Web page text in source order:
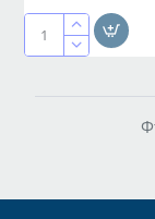
Extra